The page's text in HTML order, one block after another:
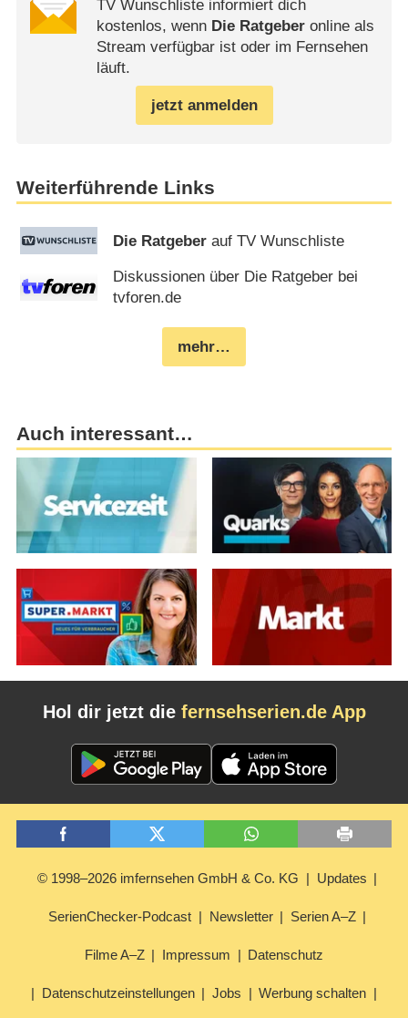
TV Wunschliste informiert dich
kostenlos, wenn Die Ratgeberonline als
Stream verfügbar ist oder im Fernsehen
läuft.
jetzt anmelden
Weiterführende Links
Die Ratgeber auf TV Wunschliste
Diskussionen über Die Ratgeber bei
tvforen.de
mehr…
Auch interessant…
Hol dir jetzt die fernsehserien.de App
© 1998–2026 imfernsehen GmbH & Co. KG Updates
SerienChecker-Podcast Newsletter Serien A–Z
Filme A–Z Impressum Datenschutz
Datenschutzeinstellungen Jobs Werbung schalten